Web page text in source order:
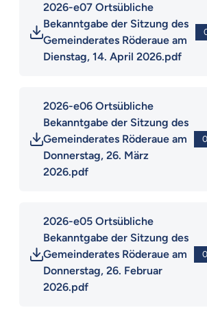
2026-e07 Ortsübliche
Bekanntgabe der Sitzung des
Gemeinderates Röderaue am
Dienstag, 14. April 2026.pdf
2026-e06 Ortsübliche
Bekanntgabe der Sitzung des
Gemeinderates Röderaue am
Donnerstag, 26. März
2026.pdf
2026-e05 Ortsübliche
Bekanntgabe der Sitzung des
Gemeinderates Röderaue am
Donnerstag, 26. Februar
2026.pdf